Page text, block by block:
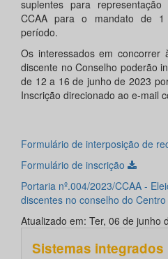
suplentes para
CCAA para o mandato de
período.
Os interessados em concorrer
discente no Conselho poderão
de 12 a 16 de junho de 2023
Inscrição direcionado ao e-mail
Formulário de interposição de
Formulário de inscrição
Portaria nº.004/2023/CCAA -
discentes no conselho do Centro
Atualizado em: Ter, 06 de junho
Sistemas integrados